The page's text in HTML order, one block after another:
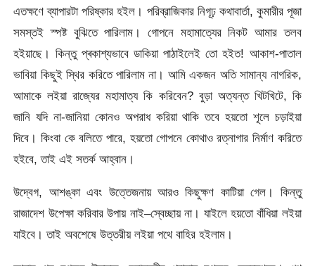
এতক্ষণে ব্যাপারটা পরিষ্কার হইল। পরিব্রাজিকার নিগূঢ় কথাবার্তা, কুমারীর পূজা
সমস্তই স্পষ্ট বুঝিতে পারিলাম। গোপনে মহামাত্যের নিকট আমার তলব
হইয়াছে। কিন্তু প্ৰকাশ্যভাবে ডাকিয়া পাঠাইলেই তো হইত! আকাশ-পাতাল
ভাবিয়া কিছুই স্থির করিতে পারিলাম না। আমি একজন অতি সামান্য নাগরিক,
আমাকে লইয়া রাজ্যের মহামাত্য কি করিবেন? বুড়া অত্যন্ত খিটখিটে, কি
জানি যদি না-জানিয়া কোনও অপরাধ করিয়া থাকি তবে হয়তো শূলে চড়াইয়া
দিবে। কিংবা কে বলিতে পারে, হয়তো গোপনে কোথাও রত্নাগার নির্মাণ করিতে
হইবে, তাই এই সতর্ক আহ্বান।
উদ্বেগ, আশঙ্কা এবং উত্তেজনায় আরও কিছুক্ষণ কাটিয়া গেল। কিন্তু
রাজাদেশ উপেক্ষা করিবার উপায় নাই–স্বেচ্ছায় না। যাইলে হয়তো বাঁধিয়া লইয়া
যাইবে। তাই অবশেষে উত্তরীয় লইয়া পথে বাহির হইলাম।